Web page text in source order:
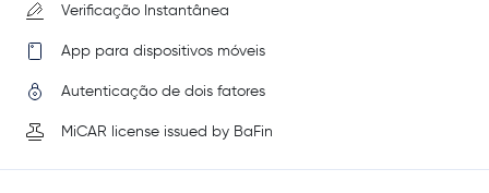
Verificação Instantânea
App para dispositivos móveis
Autenticação de dois fatores
MiCAR license issued by BaFin